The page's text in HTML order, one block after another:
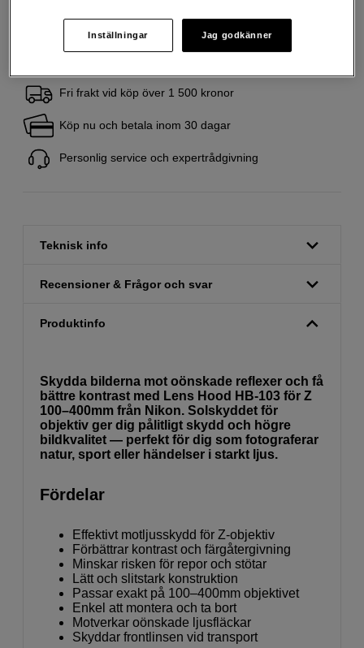
Fri frakt vid köp över 1 500 kronor
Köp nu och betala inom 30 dagar
Personlig service och expertrådgivning
Teknisk info
Recensioner & Frågor och svar
Produktinfo
Skydda bilderna mot oönskade reflexer och få
bättre kontrast med Lens Hood HB-103 för Z
100–400mm från Nikon. Solskyddet för
objektiv ger dig pålitligt skydd och högre
bildkvalitet — perfekt för dig som fotograferar
natur, sport eller händelser i starkt ljus.
Fördelar
Effektivt motljusskydd för Z-objektiv
Förbättrar kontrast och färgåtergivning
Minskar risken för repor och stötar
Lätt och slitstark konstruktion
Passar exakt på 100–400mm objektivet
Enkel att montera och ta bort
Motverkar oönskade ljusfläckar
Skyddar frontlinsen vid transport
Inställningar Jag godkänner